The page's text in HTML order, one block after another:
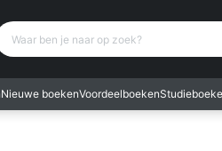
ben je naar op zoek?
Nieuwe boekenVoordeelboeken